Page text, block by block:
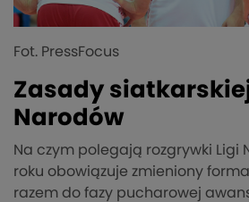
Fot. PressFocus
Zasady
Narodów
Na czym polegają rozgrywki Ligi
roku obowiązuje zmieniony
razem do fazy pucharowej